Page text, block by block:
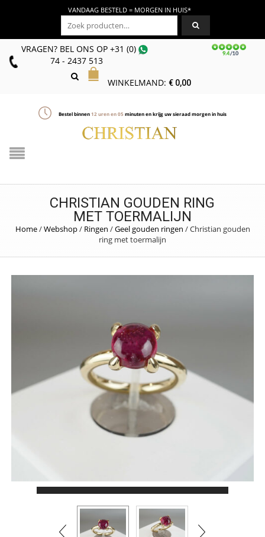
VANDAAG BESTELD = MORGEN IN HUIS*
Zoeken naar:
VRAGEN? BEL ONS OP+31 (0)
74 - 2437 513
WINKELMAND: €0,00
Bestel binnen12 uren en05 minuten en krijg uw sieraad morgen in huis
CHRISTIAN GOUDEN RING
MET TOERMALIJN
Home/Webshop/ Ringen /Geel gouden ringen /Christian gouden
ring met toermalijn